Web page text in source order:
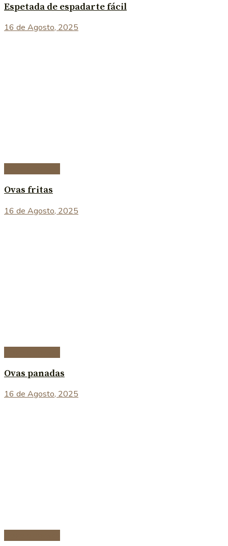
Espetada de espadarte fácil
16 de Agosto, 2025
Ovas fritas
16 de Agosto, 2025
Ovas panadas
16 de Agosto, 2025